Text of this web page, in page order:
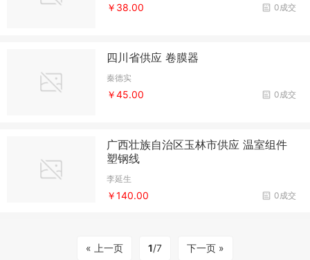
0成交
￥38.00
四川省供应 卷膜器
秦德实
0成交
￥45.00
广西壮族自治区玉林市供应 温室组件
塑钢线
李延生
0成交
￥140.00
« 上一页 1/7 下一页 »